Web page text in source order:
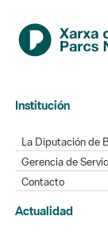
Institución
La Diputación de
Gerencia de
Contacto
Actualidad